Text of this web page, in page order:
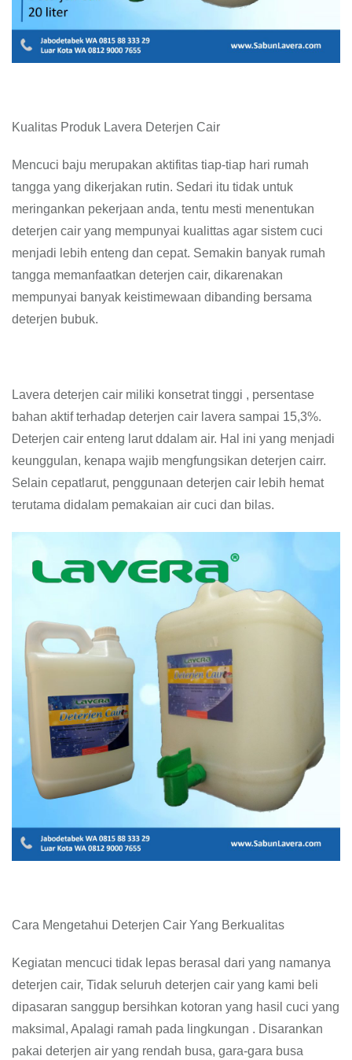
Kualitas Produk Lavera Deterjen Cair
Mencuci baju merupakan aktifitas tiap-tiap hari rumah
tangga yang dikerjakan rutin. Sedari itu tidak untuk
meringankan pekerjaan anda, tentu mesti menentukan
deterjen cair yang mempunyai kualittas agar sistem cuci
menjadi lebih enteng dan cepat. Semakin banyak rumah
tangga memanfaatkan deterjen cair, dikarenakan
mempunyai banyak keistimewaan dibanding bersama
deterjen bubuk.
Lavera deterjen cair miliki konsetrat tinggi , persentase
bahan aktif terhadap deterjen cair lavera sampai 15,3%.
Deterjen cair enteng larut ddalam air. Hal ini yang menjadi
keunggulan, kenapa wajib mengfungsikan deterjen cairr.
Selain cepatlarut, penggunaan deterjen cair lebih hemat
terutama didalam pemakaian air cuci dan bilas.
Cara Mengetahui Deterjen Cair Yang Berkualitas
Kegiatan mencuci tidak lepas berasal dari yang namanya
deterjen cair, Tidak seluruh deterjen cair yang kami beli
dipasaran sanggup bersihkan kotoran yang hasil cuci yang
maksimal, Apalagi ramah pada lingkungan . Disarankan
pakai deterjen air yang rendah busa, gara-gara busa